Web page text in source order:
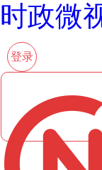
时政微
登录